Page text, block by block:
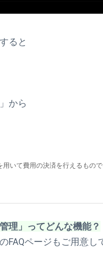
ると
から
いて費用の決済を行えるもの
理」ってどんな機能？
FAQページもご用意し